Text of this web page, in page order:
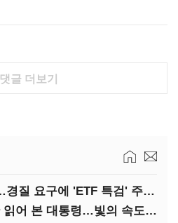
댓글 더보기
김용범 책임론 봇물…경질 요구에 'ETF 특검' 주장까지
장동혁 "형소법도 안 읽어 본 대통령…빛의 속도로 무너질 것"